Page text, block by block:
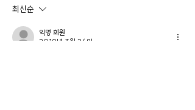
최신순
익명 회원
2019년 3월 26일